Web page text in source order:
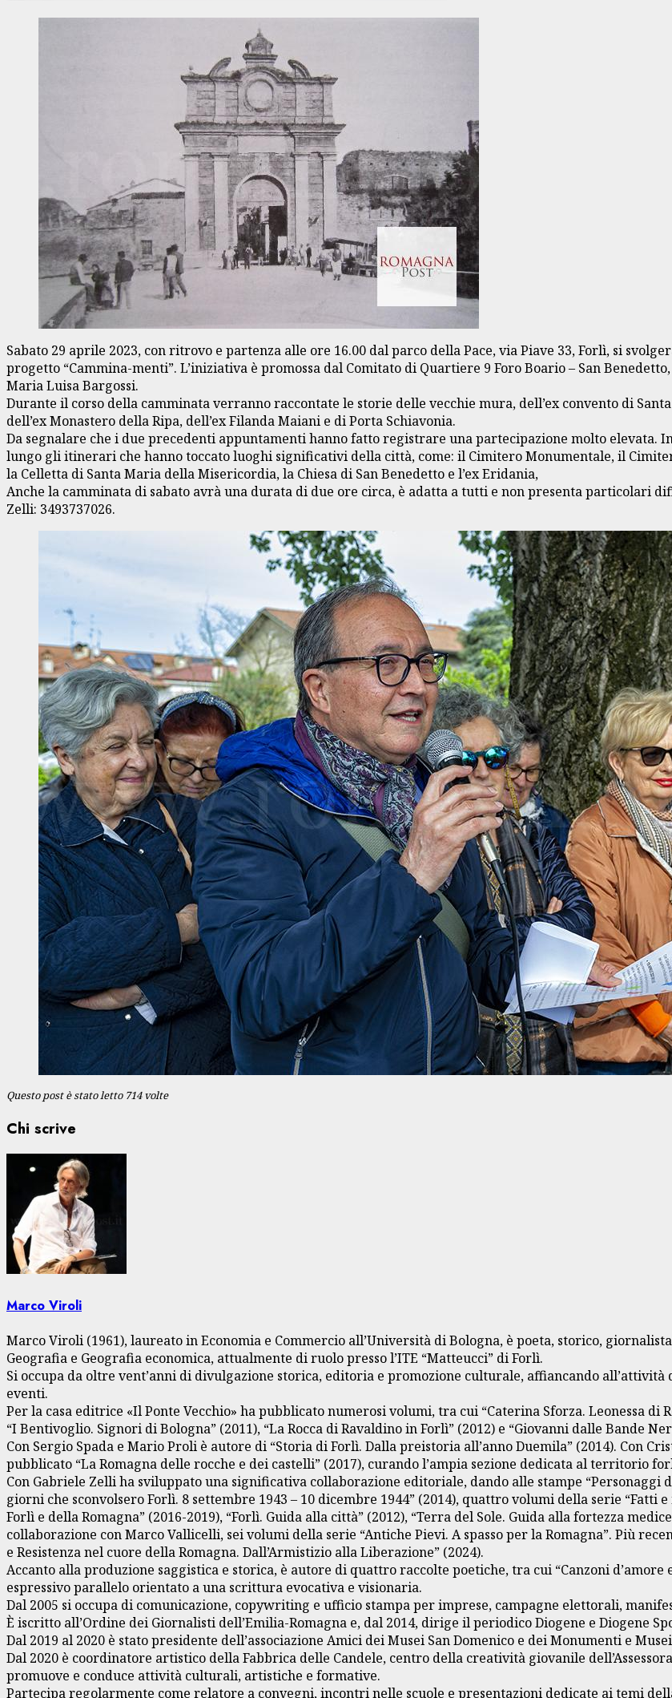
Sabato 29 aprile 2023, con ritrovo e partenza alle ore 16.00 dal parco della Pace, via Piave 33, Forlì, si
progetto “Cammina-menti”. L’iniziativa è promossa dal Comitato di Quartiere 9 Foro Boario – San
Maria Luisa Bargossi.
Durante il corso della camminata verranno raccontate le storie delle vecchie mura, dell’ex convento di
dell’ex Monastero della Ripa, dell’ex Filanda Maiani e di Porta Schiavonia.
Da segnalare che i due precedenti appuntamenti hanno fatto registrare una partecipazione molto elevata.
lungo gli itinerari che hanno toccato luoghi significativi della città, come: il Cimitero Monumentale, il
la Celletta di Santa Maria della Misericordia, la Chiesa di San Benedetto e l’ex Eridania,
Anche la camminata di sabato avrà una durata di due ore circa, è adatta a tutti e non presenta particolari
Zelli: 3493737026.
Questo post è stato letto 714 volte
Chi scrive
Marco Viroli
Marco Viroli (1961), laureato in Economia e Commercio all’Università di Bologna, è poeta, storico,
Geografia e Geografia economica, attualmente di ruolo presso l’ITE “Matteucci” di Forlì.
Si occupa da oltre vent’anni di divulgazione storica, editoria e promozione culturale, affiancando
eventi.
Per la casa editrice «Il Ponte Vecchio» ha pubblicato numerosi volumi, tra cui “Caterina Sforza. Leonessa di
“I Bentivoglio. Signori di Bologna” (2011), “La Rocca di Ravaldino in Forlì” (2012) e “Giovanni dalle Bande
Con Sergio Spada e Mario Proli è autore di “Storia di Forlì. Dalla preistoria all’anno Duemila” (2014). Con
pubblicato “La Romagna delle rocche e dei castelli” (2017), curando l’ampia sezione dedicata al territorio
Con Gabriele Zelli ha sviluppato una significativa collaborazione editoriale, dando alle stampe “Personaggi
giorni che sconvolsero Forlì. 8 settembre 1943 – 10 dicembre 1944” (2014), quattro volumi della serie “Fatti
Forlì e della Romagna” (2016-2019), “Forlì. Guida alla città” (2012), “Terra del Sole. Guida alla fortezza
collaborazione con Marco Vallicelli, sei volumi della serie “Antiche Pievi. A spasso per la Romagna”. Più
e Resistenza nel cuore della Romagna. Dall’Armistizio alla Liberazione” (2024).
Accanto alla produzione saggistica e storica, è autore di quattro raccolte poetiche, tra cui “Canzoni
espressivo parallelo orientato a una scrittura evocativa e visionaria.
Dal 2005 si occupa di comunicazione, copywriting e ufficio stampa per imprese, campagne elettorali,
È iscritto all’Ordine dei Giornalisti dell’Emilia-Romagna e, dal 2014, dirige il periodico Diogene e Diogene
Dal 2019 al 2020 è stato presidente dell’associazione Amici dei Musei San Domenico e dei Monumenti e
Dal 2020 è coordinatore artistico della Fabbrica delle Candele, centro della creatività giovanile
promuove e conduce attività culturali, artistiche e formative.
Partecipa regolarmente come relatore a convegni, incontri nelle scuole e presentazioni dedicate ai temi